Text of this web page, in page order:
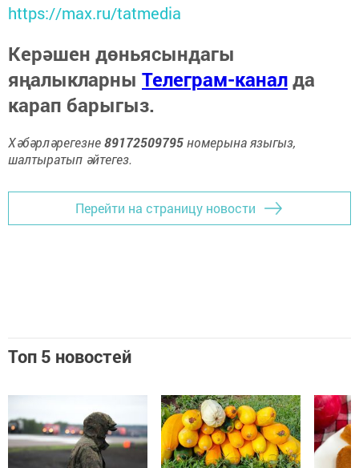
https://max.ru/tatmedia
Керәшен дөньясындагы
яңалыкларны Телеграм-каналда
карап барыгыз.
Хәбәрләрегезне89172509795номерына языгыз,
шалтыратып әйтегез.
Перейти на страницу новости
Топ 5 новостей